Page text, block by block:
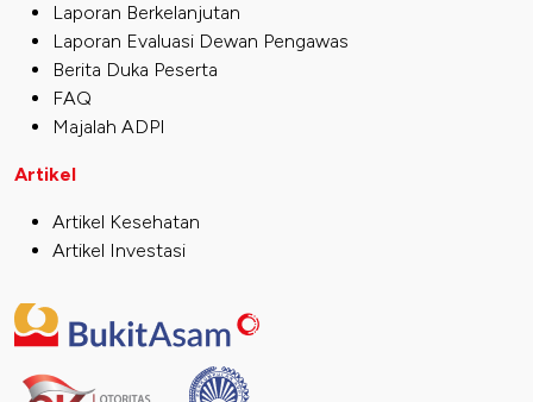
Laporan Berkelanjutan
Laporan Evaluasi Dewan Pengawas
Berita Duka Peserta
FAQ
Majalah ADPI
Artikel
Artikel Kesehatan
Artikel Investasi